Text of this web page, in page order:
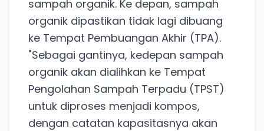
sampah organik. Ke depan, sampah
organik dipastikan tidak lagi dibuang
ke Tempat Pembuangan Akhir (TPA).
"Sebagai gantinya, kedepan sampah
organik akan dialihkan ke Tempat
Pengolahan Sampah Terpadu (TPST)
untuk diproses menjadi kompos,
dengan catatan kapasitasnya akan